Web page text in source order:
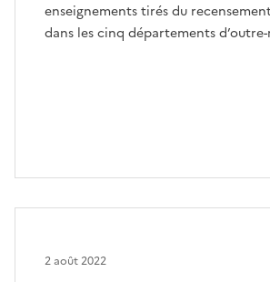
enseignements tirés du
dans les cinq départements d’outre-
2 août 2022